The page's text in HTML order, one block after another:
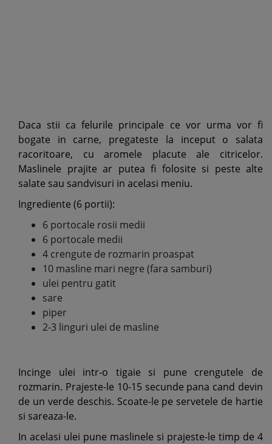
Daca stii ca felurile principale ce vor urma vor fi
bogate in carne, pregateste la inceput o salata
racoritoare, cu aromele placute ale citricelor.
Maslinele prajite ar putea fi folosite si peste alte
salate sau sandvisuri in acelasi meniu.
Ingrediente (6 portii):
6 portocale rosii medii
6 portocale medii
4 crengute de rozmarin proaspat
10 masline mari negre (fara samburi)
ulei pentru gatit
sare
piper
2-3 linguri ulei de masline
Incinge ulei intr-o tigaie si pune crengutele de
rozmarin. Prajeste-le 10-15 secunde pana cand devin
de un verde deschis. Scoate-le pe servetele de hartie
si sareaza-le.
In acelasi ulei pune maslinele si prajeste-le timp de 4